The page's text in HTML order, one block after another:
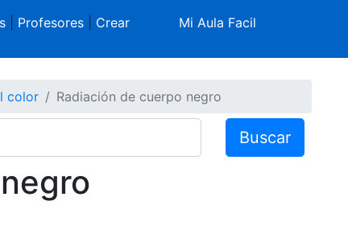
| Profesores| Crear
Mi Aula Facil
color Radiación de cuerpo negro
Buscar